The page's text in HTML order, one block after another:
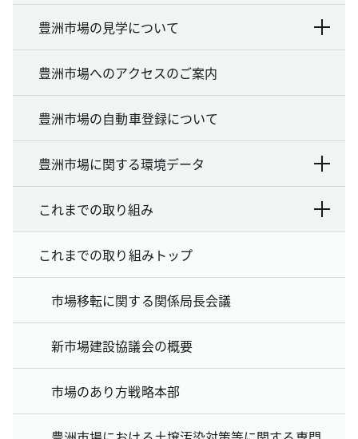
豊洲市場の見学について
豊洲市場へのアクセスのご案内
豊洲市場の自動車登録について
豊洲市場に関する環境データ
これまでの取り組み
これまでの取り組みトップ
市場移転に関する関係局長会議
新市場建設協議会の概要
市場のあり方戦略本部